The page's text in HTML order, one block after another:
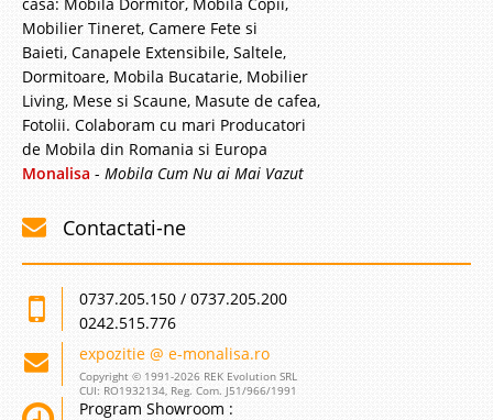
Mobilier Tineret, Camere Fete si
Baieti, Canapele Extensibile, Saltele,
Dormitoare, Mobila Bucatarie, Mobilier
Living, Mese si Scaune, Masute de cafea,
Fotolii. Colaboram cu mari Producatori
de Mobila din Romania si Europa
Monalisa - Mobila Cum Nu ai Mai Vazut
Contactati-ne
0737.205.150 / 0737.205.200
0242.515.776
expozitie @ e-monalisa.ro
Copyright © 1991-2026 REK Evolution SRL
CUI: RO1932134, Reg. Com. J51/966/1991
Program Showroom :